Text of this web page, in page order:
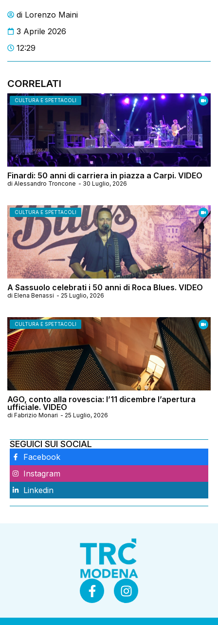
di Lorenzo Maini
3 Aprile 2026
12:29
CORRELATI
CULTURA E SPETTACOLI
Finardi: 50 anni di carriera in piazza a Carpi. VIDEO
di Alessandro Troncone - 30 Luglio, 2026
CULTURA E SPETTACOLI
A Sassuolo celebrati i 50 anni di Roca Blues. VIDEO
di Elena Benassi - 25 Luglio, 2026
CULTURA E SPETTACOLI
AGO, conto alla rovescia: l’11 dicembre l’apertura
ufficiale. VIDEO
di Fabrizio Monari - 25 Luglio, 2026
SEGUICI SUI SOCIAL
Facebook
Instagram
Linkedin